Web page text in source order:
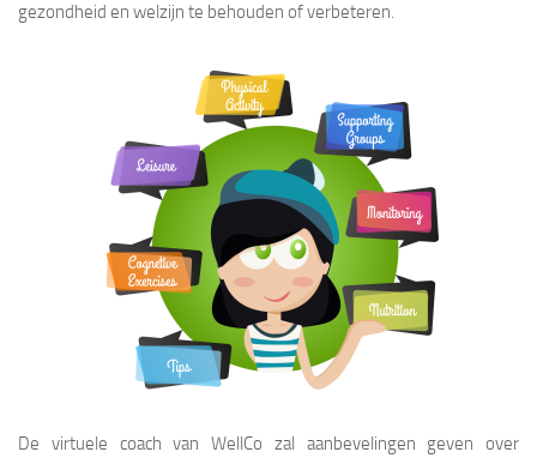
gezondheid en welzijn te behouden of verbeteren.
De virtuele coach van WellCo zal aanbevelingen geven over